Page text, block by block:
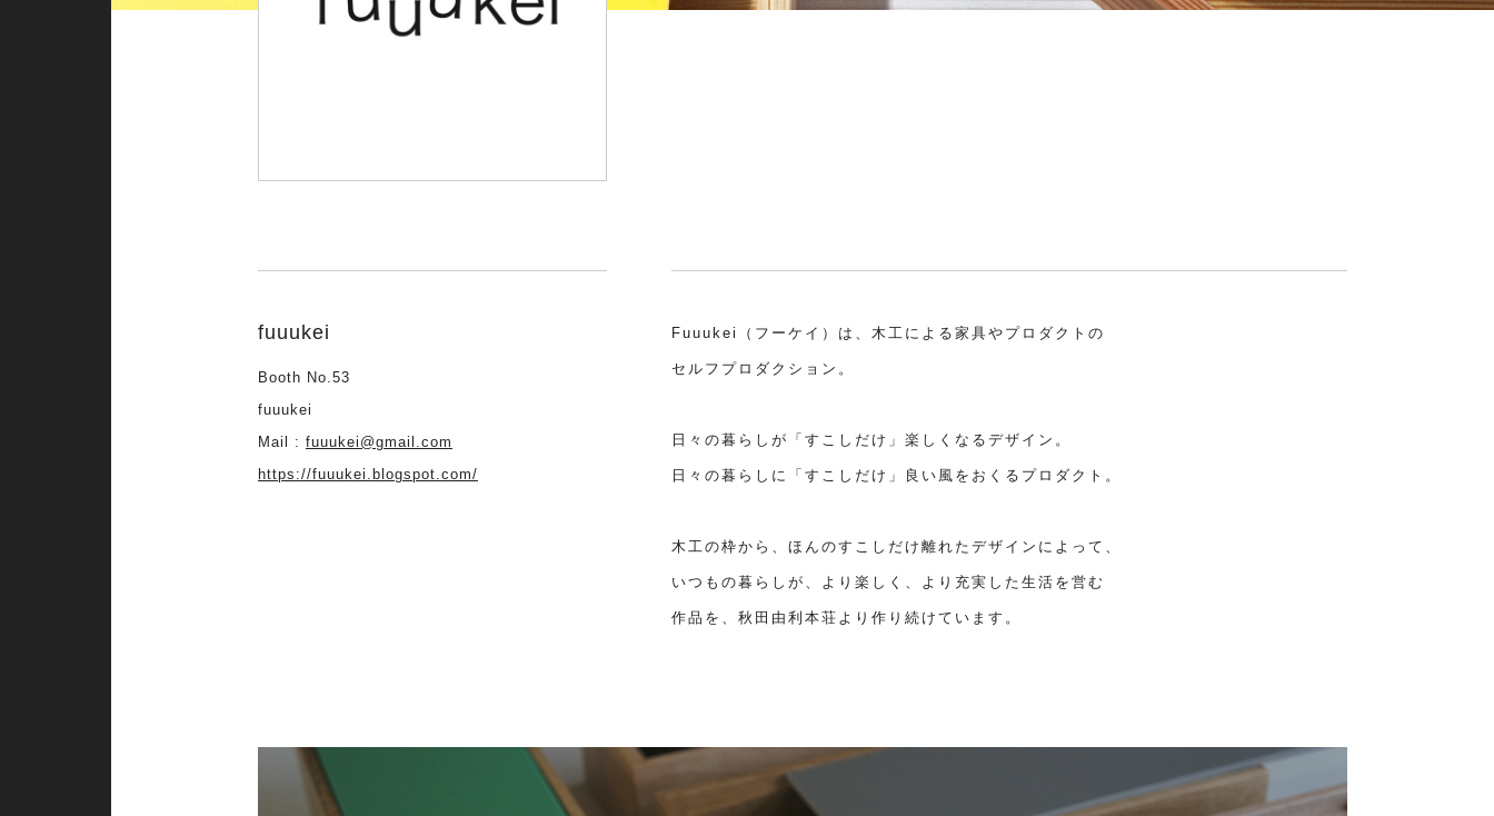
fuuukei
Booth No.53
fuuukei
Mail : fuuukei@gmail.com
https://fuuukei.blogspot.com/
Fuuukei（フーケイ）は、木工による家具やプロダクトの
セルフプロダクション。
日々の暮らしが「すこしだけ」楽しくなるデザイン。
日々の暮らしに「すこしだけ」良い風をおくるプロダクト。
木工の枠から、ほんのすこしだけ離れたデザインによって、
いつもの暮らしが、より楽しく、より充実した生活を営む
作品を、秋田由利本荘より作り続けています。